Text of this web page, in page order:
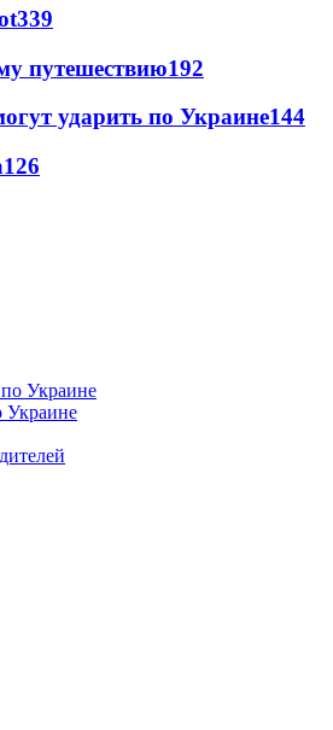
339
путешествию192
ударить по Украине144
126
Украине